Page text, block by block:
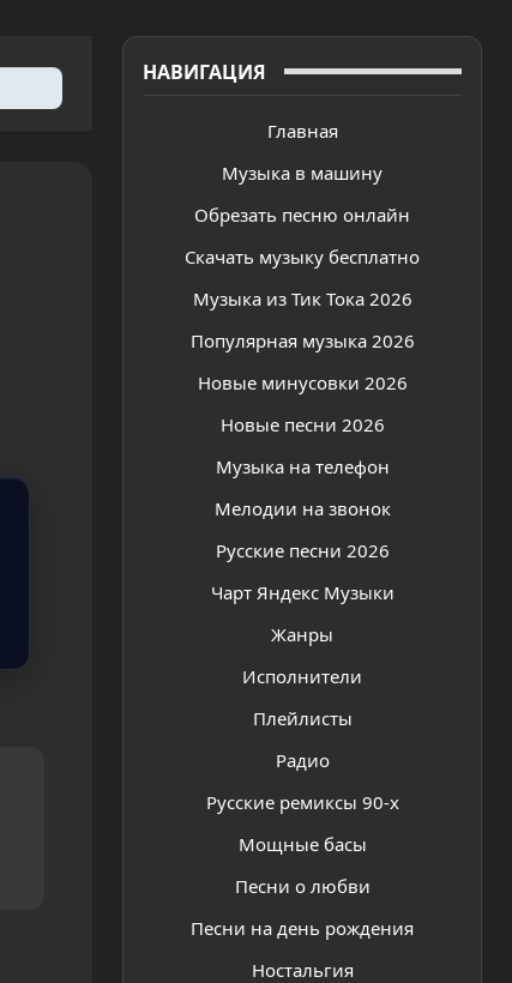
НАВИГАЦИЯ
Главная
Музыка в машину
Обрезать песню онлайн
Скачать музыку бесплатно
Музыка из Тик Тока 2026
Популярная музыка 2026
Новые минусовки 2026
Новые песни 2026
Музыка на телефон
Мелодии на звонок
Русские песни 2026
Чарт Яндекс Музыки
Жанры
Исполнители
Плейлисты
Радио
Русские ремиксы 90-х
Мощные басы
Песни о любви
Песни на день рождения
Ностальгия